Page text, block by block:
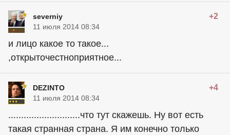
severniy +2
11 июля 2014 08:34
и лицо какое то такое...
,открыточестноприятное...
DEZINTO +4
11 июля 2014 08:34
............................что тут скажешь. Ну вот есть
такая странная страна. Я им конечно только